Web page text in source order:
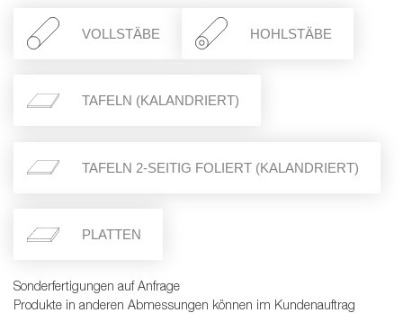
VOLLSTÄBE HOHLSTÄBE
TAFELN (KALANDRIERT)
TAFELN 2-SEITIG FOLIERT (KALANDRIERT)
PLATTEN
Sonderfertigungen auf Anfrage
Produkte in anderen Abmessungen können im Kundenauftrag